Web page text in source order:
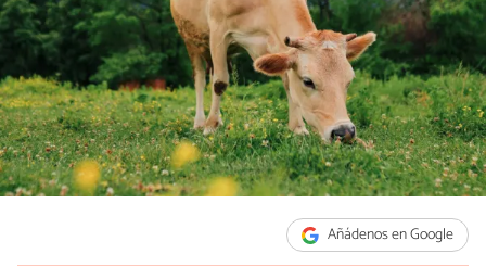
Añádenos en Google